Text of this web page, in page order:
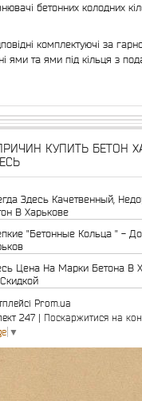
бетонних колодних
комплектуючі за
ями та ями під кільця з
КУПИТЬ БЕТОН
Здесь Качетвенный,
В Харькове
"бетонные Кольца " -
Цена На Марки Бетона В
Prom.ua
Інвестор-буд Харків, вул. Біологічна 24, Переможців 8, Московський проспект 247 | Поскаржитися на
▼